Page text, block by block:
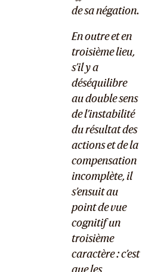
de sa négation.
En outre et en
troisième lieu,
s’il y a
déséquilibre
au double sens
de l’instabilité
du résultat des
actions et de la
compensation
incomplète, il
s’ensuit au
point de vue
cognitif un
troisième
caractère : c’est